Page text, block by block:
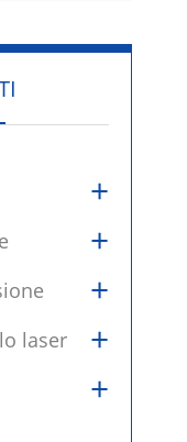
+
+
+
laser +
+